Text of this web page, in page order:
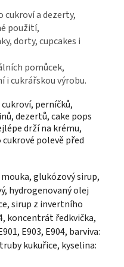
cukroví a dezerty,
použití,
dorty, cupcakes i
pomůcek,
i cukrářskou výrobu.
perníčků,
dezertů, cake pops
drží na krému,
polevě před
glukózový sirup,
hydrogenovaný olej
sirup z invertního
koncentrát ředkvička,
E903, E904, barviva:
kukuřice, kyselina: